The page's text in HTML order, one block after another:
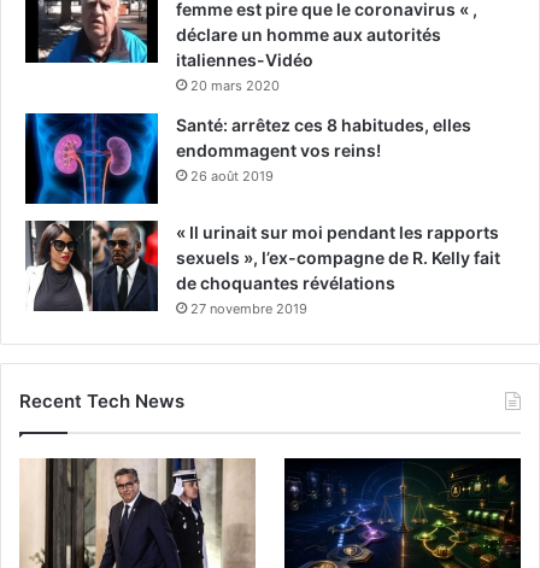
femme est pire que le coronavirus « ,
déclare un homme aux autorités
italiennes-Vidéo
20 mars 2020
Santé: arrêtez ces 8 habitudes, elles
endommagent vos reins!
26 août 2019
« Il urinait sur moi pendant les rapports
sexuels », l’ex-compagne de R. Kelly fait
de choquantes révélations
27 novembre 2019
Recent Tech News